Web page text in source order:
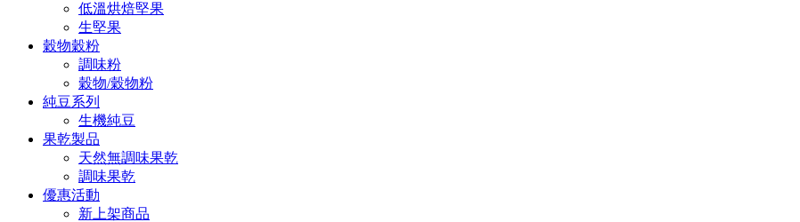
低溫烘焙堅果
生堅果
穀物穀粉
調味粉
穀物/穀物粉
純豆系列
生機純豆
果乾製品
天然無調味果乾
調味果乾
優惠活動
新上架商品